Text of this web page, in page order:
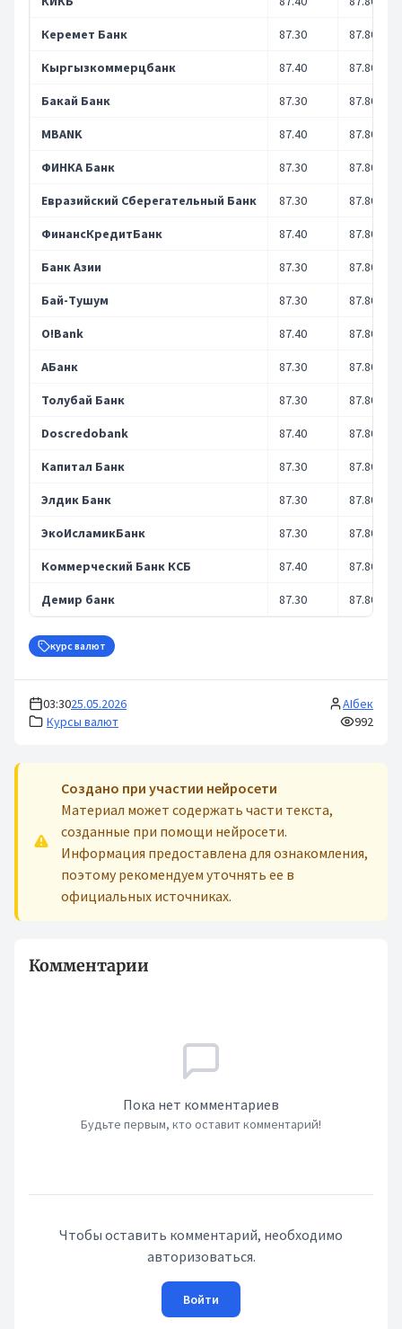
Керемет Банк 87.30 87.80
Кыргызкоммерцбанк 87.40 87.80
Бакай Банк 87.30 87.80
MBANK 87.40 87.80
ФИНКА Банк 87.30 87.80
Евразийский Сберегательный Банк 87.30 87.80
ФинансКредитБанк 87.40 87.80
Банк Азии 87.30 87.80
Бай-Тушум 87.30 87.80
O!Bank 87.40 87.80
АБанк 87.30 87.80
Толубай Банк 87.30 87.80
Doscredobank 87.40 87.80
Капитал Банк 87.30 87.80
Элдик Банк 87.30 87.80
ЭкоИсламикБанк 87.30 87.80
Коммерческий Банк КСБ 87.40 87.80
Демир банк 87.30 87.80
курс валют
03:3025.05.2026
Курсы валют
AIбек
992
Cоздано при участии нейросети
Материал может содержать части текста,
созданные при помощи нейросети.
Информация предоставлена для ознакомления,
поэтому рекомендуем уточнять ее в
официальных источниках.
Комментарии
Пока нет комментариев
Будьте первым, кто оставит комментарий!
Чтобы оставить комментарий, необходимо
авторизоваться.
Войти